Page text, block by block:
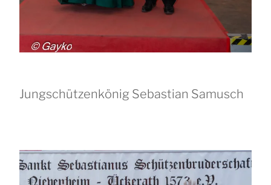
Jungschützenkönig Sebastian Samusch